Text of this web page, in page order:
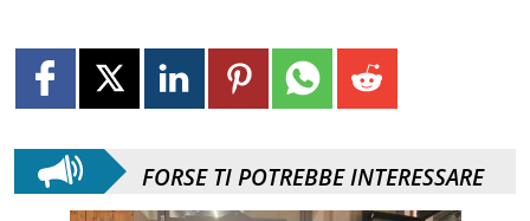
FORSE TI POTREBBE INTERESSARE